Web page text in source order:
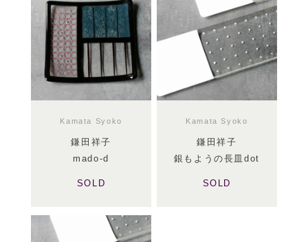
Kamata Syoko
鎌田祥子
mado-d
SOLD
Kamata Syoko
鎌田祥子
銀もようの長皿dot
SOLD